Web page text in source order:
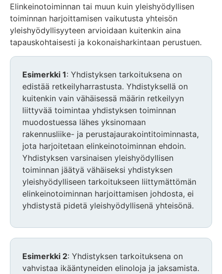
Elinkeinotoiminnan tai muun kuin yleishyödyllisen
toiminnan harjoittamisen vaikutusta yhteisön
yleishyödyllisyyteen arvioidaan kuitenkin aina
tapauskohtaisesti ja kokonaisharkintaan perustuen.
Esimerkki 1: Yhdistyksen tarkoituksena on
edistää retkeilyharrastusta. Yhdistyksellä on
kuitenkin vain vähäisessä määrin retkeilyyn
liittyvää toimintaa yhdistyksen toiminnan
muodostuessa lähes yksinomaan
rakennusliike- ja perustajaurakointitoiminnasta,
jota harjoitetaan elinkeinotoiminnan ehdoin.
Yhdistyksen varsinaisen yleishyödyllisen
toiminnan jäätyä vähäiseksi yhdistyksen
yleishyödylliseen tarkoitukseen liittymättömän
elinkeinotoiminnan harjoittamisen johdosta, ei
yhdistystä pidetä yleishyödyllisenä yhteisönä.
Esimerkki 2: Yhdistyksen tarkoituksena on
vahvistaa ikääntyneiden elinoloja ja jaksamista.